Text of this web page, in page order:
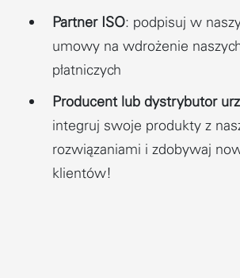
Partner ISO: podpisuj w
umowy na wdrożenie
płatniczych
Producent lub dystrybutor
integruj swoje produkty z
rozwiązaniami i zdobywaj
klientów!